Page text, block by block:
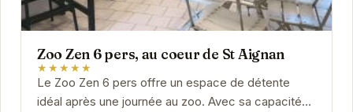
Zoo Zen 6 pers, au coeur de St Aignan
★★★★★
Le Zoo Zen 6 pers offre un espace de détente
idéal après une journée au zoo. Avec sa capacité